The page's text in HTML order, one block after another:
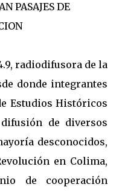
PASAJES DE
radiodifusora de la
donde integrantes
Estudios Históricos
de diversos
desconocidos,
en Colima,
de cooperación